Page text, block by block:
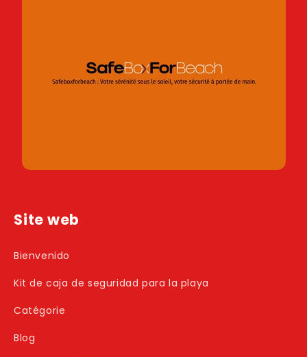
Site web
Bienvenido
Kit de caja de seguridad para la playa
Catégorie
Blog